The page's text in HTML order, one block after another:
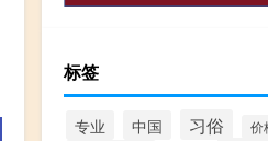
标签
专业 中国 习俗 价